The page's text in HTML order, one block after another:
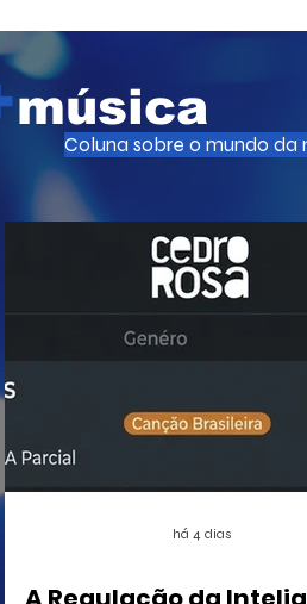
o jogo, uma
em RPGs e
que pode
de
títulos, é vista
para
música
Coluna sobre o mundo da
há 4 dias